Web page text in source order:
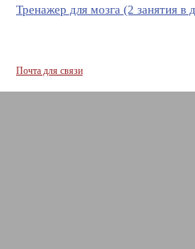
Тренажер для мозга (2 занятия в
Почта для связи